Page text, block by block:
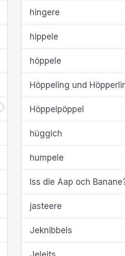
hingere
hippele
höppele
Höppeling und
Höppelpöppel
hüggich
humpele
Iss die Aap och
jasteere
Jeknibbels